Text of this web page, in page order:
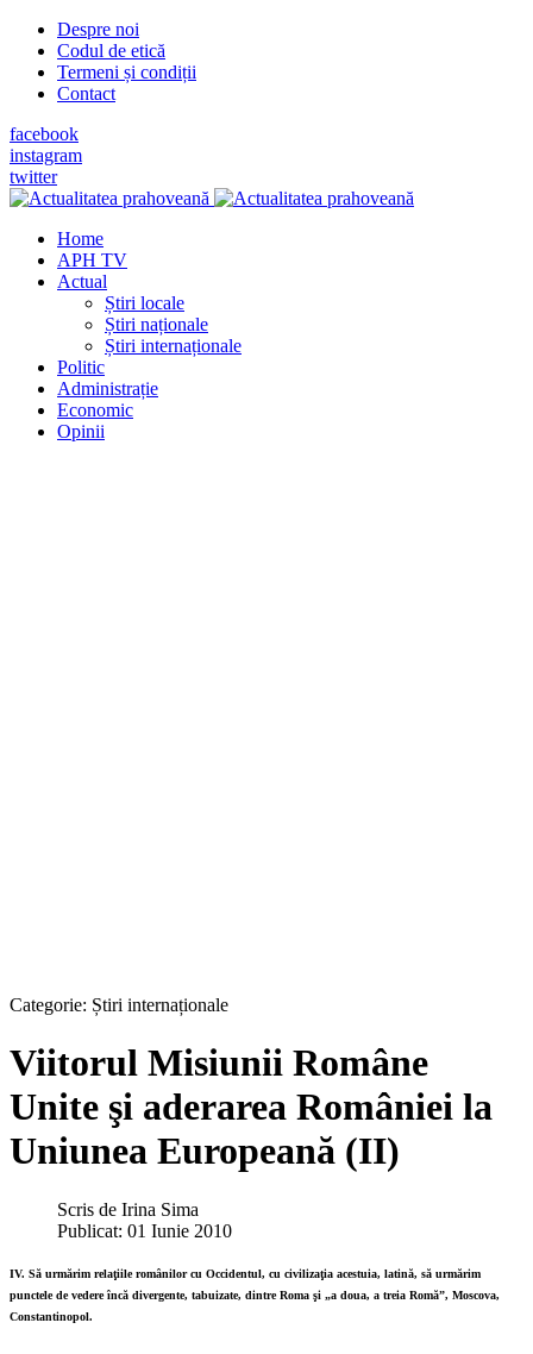
Despre noi
Codul de etică
Termeni și condiții
Contact
facebook
instagram
twitter
Home
APH TV
Actual
Știri locale
Știri naționale
Știri internaționale
Politic
Administrație
Economic
Opinii
Categorie: Știri internaționale
Viitorul Misiunii Române
Unite şi aderarea României la
Uniunea Europeană (II)
Scris de Irina Sima
Publicat: 01 Iunie 2010
IV. Să urmărim relaţiile românilor cu Occidentul, cu civilizaţia acestuia, latină, să urmărim
punctele de vedere încă divergente, tabuizate, dintre Roma şi „a doua, a treia Romă”, Moscova,
Constantinopol.